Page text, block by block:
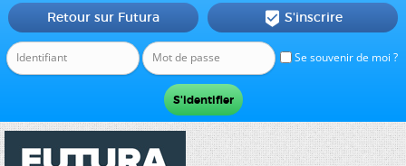
Se souvenir de moi ?
Retour sur Futura  S'inscrire